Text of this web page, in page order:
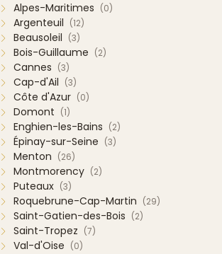
Alpes-Maritimes (0)
Argenteuil (12)
Beausoleil (3)
Bois-Guillaume (2)
Cannes (3)
Cap-d'Ail (3)
Côte d'Azur (0)
Domont (1)
Enghien-les-Bains (2)
Épinay-sur-Seine (3)
Menton (26)
Montmorency (2)
Puteaux (3)
Roquebrune-Cap-Martin (29)
Saint-Gatien-des-Bois (2)
Saint-Tropez (7)
Val-d'Oise (0)